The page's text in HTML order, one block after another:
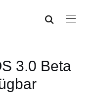
3.0 Beta